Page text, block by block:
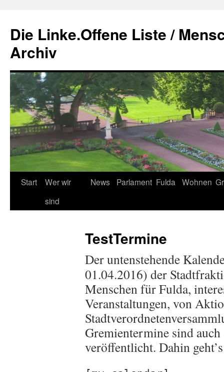
springen
Die Linke.Offene Liste /
Archiv
Start
Wer wir
sind
News Parlament Fulda Wohnen
TestTermine
Der untenstehende
01.04.2016) der
Menschen für Fulda,
Veranstaltungen, von
Gremientermine sind
veröffentlicht. Dahin